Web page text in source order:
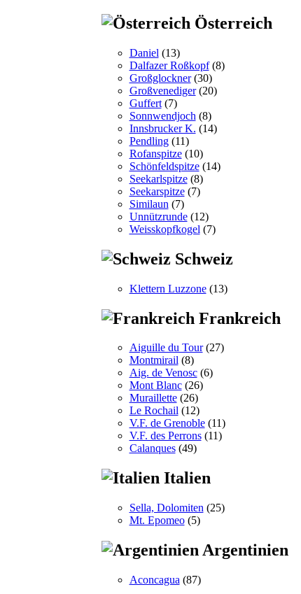
Österreich
Daniel (13)
Dalfazer Roßkopf(8)
Großglockner(30)
Großvenediger(20)
Guffert(7)
Sonnwendjoch (8)
Innsbrucker K. (14)
Pendling(11)
Rofanspitze(10)
Schönfeldspitze(14)
Seekarlspitze(8)
Seekarspitze(7)
Similaun (7)
Unnützrunde(12)
Weisskopfkogel (7)
Schweiz
Klettern Luzzone(13)
Frankreich
Aiguille du Tour(27)
Montmirail(8)
Aig. de Venosc(6)
Mont Blanc(26)
Muraillette(26)
Le Rochail(12)
V.F. de Grenoble(11)
V.F. des Perrons(11)
Calanques(49)
Italien
Sella, Dolomiten (25)
Mt. Epomeo(5)
Argentinien
Aconcagua (87)